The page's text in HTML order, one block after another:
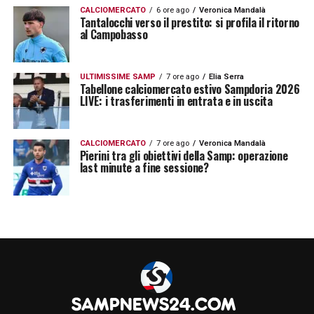
possibilità di creare pericolosità offensiva.
Purtroppo siamo andati in svantaggio, e lì la
squadra mi è piaciuta perché non era
facile. In altre circostanze l’avremmo
persa».
Sulla classifica al termine di questo
tour de
force, il tecnico doriano si esprime così:«Il
rigore sbagliato a Cagliari e i dettagli con
L’obiettivo è questo. Abbiamo giocato
appena sette partite – ricorda in conferenza
CALCIOMERCATO 6 ore ago Veronica Mandalà
Tantalocchi verso il prestito: si profila il ritorno
al Campobasso
ULTIMISSIME SAMP 7 ore ago Elia Serra
Tabellone calciomercato estivo Sampdoria 2026
LIVE: i trasferimenti in entrata e in uscita
CALCIOMERCATO 7 ore ago Veronica Mandalà
Pierini tra gli obiettivi della Samp: operazione
last minute a fine sessione?